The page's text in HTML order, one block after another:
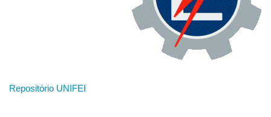
Repositório UNIFEI